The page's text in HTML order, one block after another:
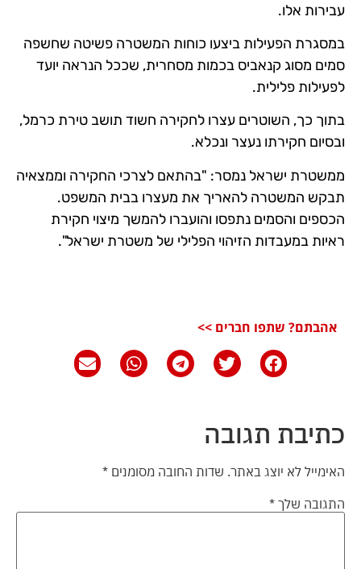
עבירות אלו.
במסגרת הפעילות ביצעו כוחות המשטרה פשיטה שחשפה
סמים מסוג קנאביס בכמות מסחרית, שככל הנראה יועד
לפעילות פלילית.
בתוך כך, השוטרים עצרו לחקירה חשוד תושב טירת כרמל,
ובסיום חקירתו נעצר ונכלא.
ממשטרת ישראל נמסר: "בהתאם לצרכי החקירה וממצאיה
תבקש המשטרה להאריך את מעצרו בבית המשפט.
הכספים והסמים נתפסו והועברו להמשך מיצוי חקירת
ראיות במעבדות הזיהוי הפלילי של משטרת ישראל".
אהבתם? שתפו חברים >>
כתיבת תגובה
האימייל לא יוצג באתר. שדות החובה מסומנים *
התגובה שלך *